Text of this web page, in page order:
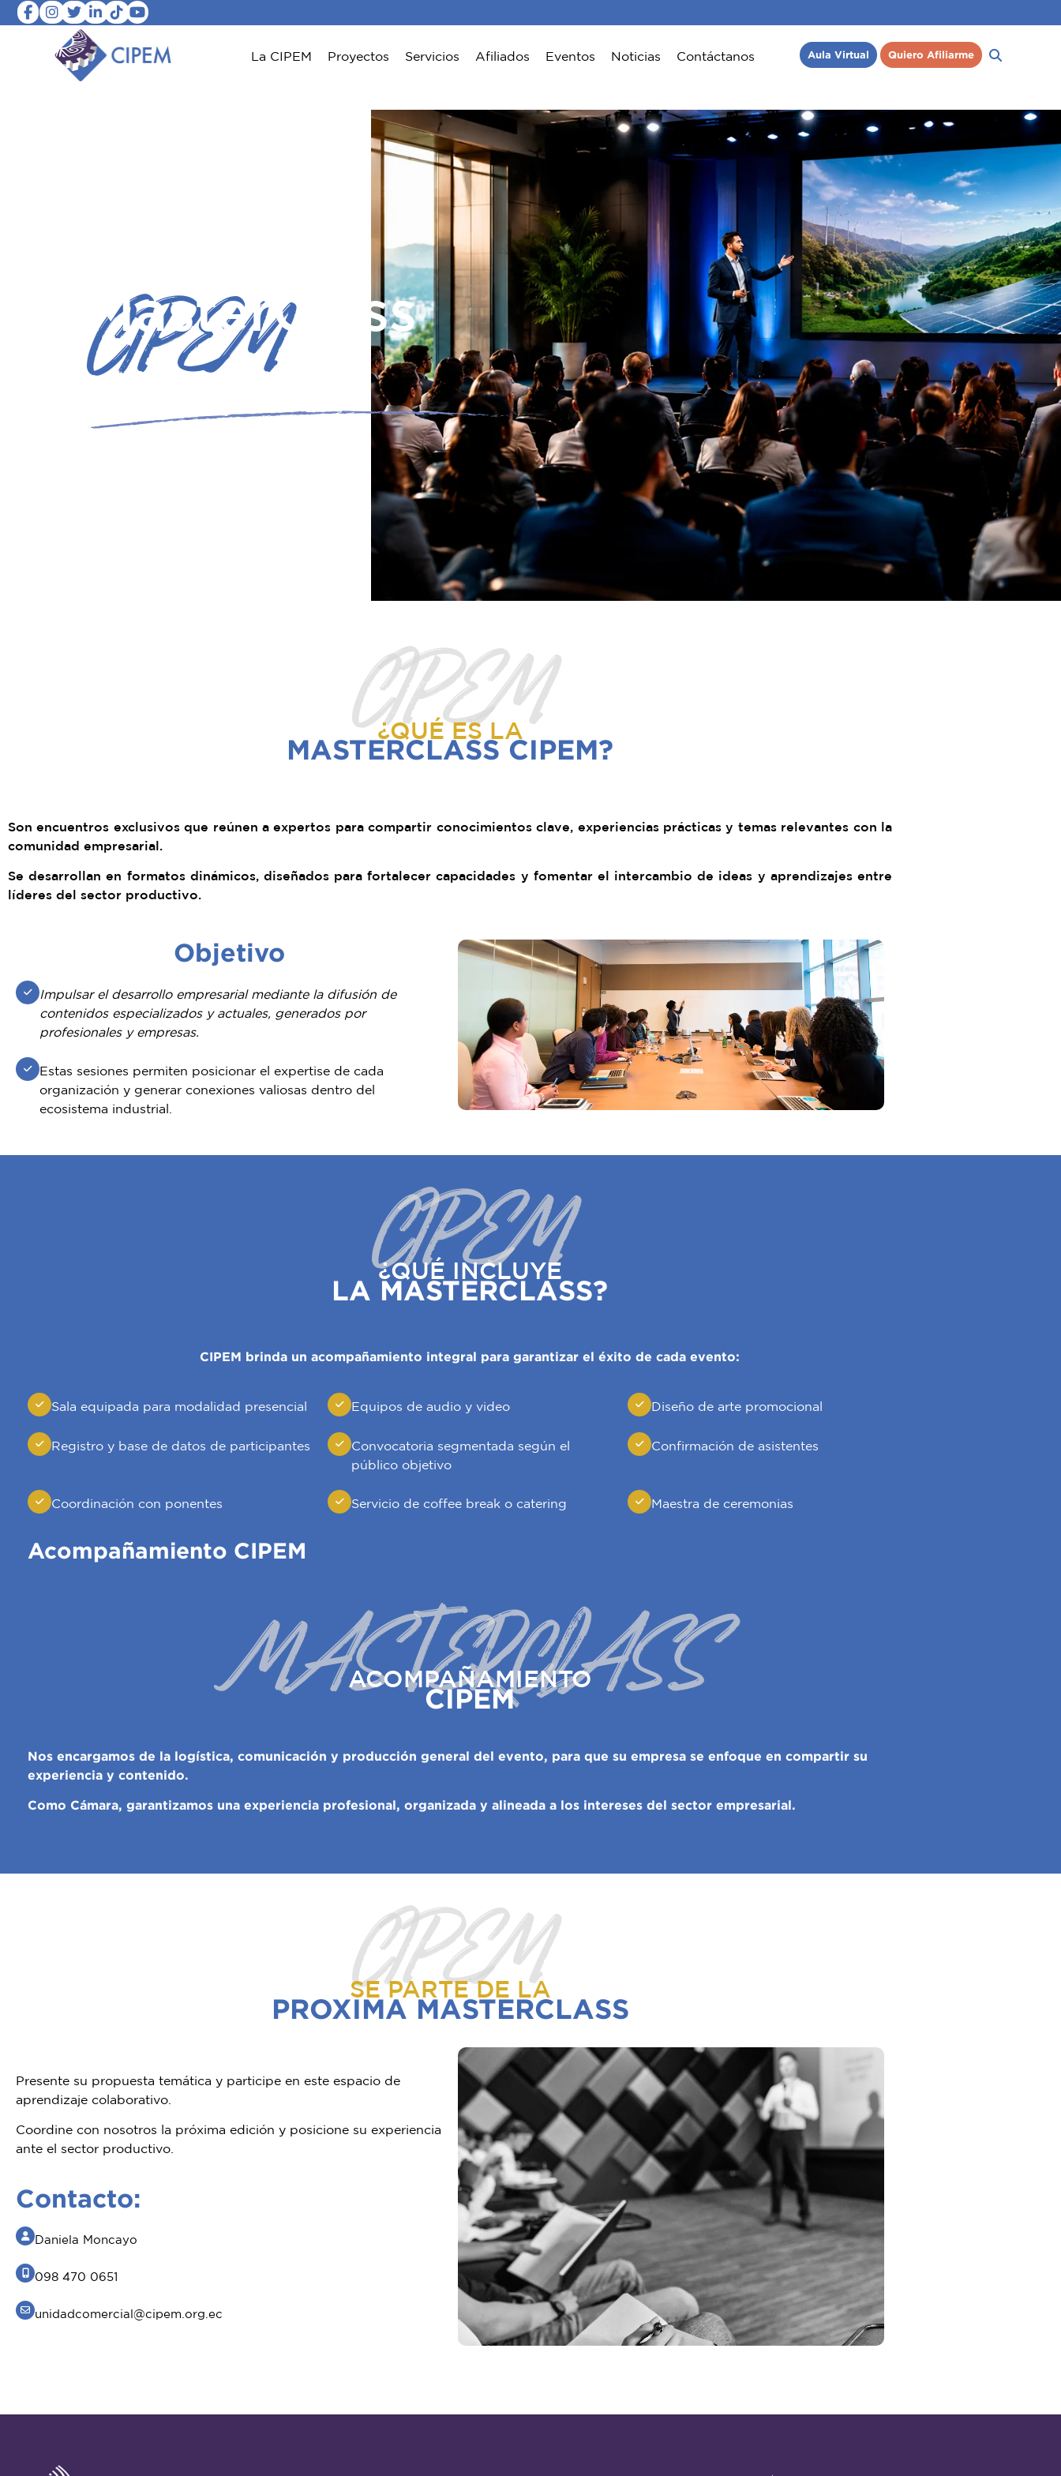
La CIPEM Proyectos Servicios Afiliados Eventos Noticias Contáctanos Aula Virtual Quiero Afiliarme
MasterClass
CIPEM
CIPEM
¿QUÉ ES LA
MASTERCLASS CIPEM?
Son encuentros exclusivos que reúnen a expertos para compartir conocimientos clave, experiencias prácticas y temas relevantes con la
comunidad empresarial.
Se desarrollan en formatos dinámicos, diseñados para fortalecer capacidades y fomentar el intercambio de ideas y aprendizajes entre
líderes del sector productivo.
Objetivo
Impulsar el desarrollo empresarial mediante la difusión de
contenidos especializados y actuales, generados por
profesionales y empresas.
Estas sesiones permiten posicionar el expertise de cada
organización y generar conexiones valiosas dentro del
ecosistema industrial.
CIPEM
¿QUÉ INCLUYE
LA MASTERCLASS?
CIPEM brinda un acompañamiento integral para garantizar el éxito de cada evento:
Sala equipada para modalidad presencial Equipos de audio y video Diseño de arte promocional
Registro y base de datos de participantes
Convocatoria segmentada según el
público objetivo
Confirmación de asistentes
Coordinación con ponentes Servicio de coffee break o catering Maestra de ceremonias
Acompañamiento CIPEM
MASTERCLASS
CIPEM
ACOMPAÑAMIENTO
Nos encargamos de la logística, comunicación y producción general del evento, para que su empresa se enfoque en compartir su
experiencia y contenido.
Como Cámara, garantizamos una experiencia profesional, organizada y alineada a los intereses del sector empresarial.
CIPEM
SE PARTE DE LA
PROXIMA MASTERCLASS
Presente su propuesta temática y participe en este espacio de
aprendizaje colaborativo.
Coordine con nosotros la próxima edición y posicione su experiencia
ante el sector productivo.
Contacto:
Daniela Moncayo
098 470 0651
unidadcomercial@cipem.org.ec